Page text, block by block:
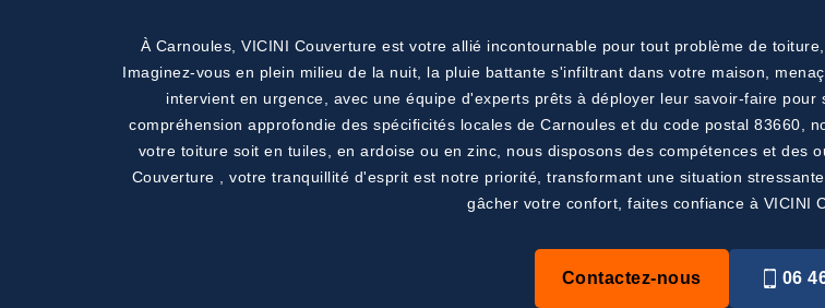
À Carnoules, VICINI Couverture est votre allié incontournable pour tout problème de
Imaginez-vous en plein milieu de la nuit, la pluie battante s'infiltrant dans votre maison,
intervient en urgence, avec une équipe d'experts prêts à déployer leur savoir-faire
compréhension approfondie des spécificités locales de Carnoules et du code postal 83660,
votre toiture soit en tuiles, en ardoise ou en zinc, nous disposons des compétences et des
Couverture , votre tranquillité d'esprit est notre priorité, transformant une situation
gâcher votre confort, faites confiance à VICINI
Contactez-nous 06